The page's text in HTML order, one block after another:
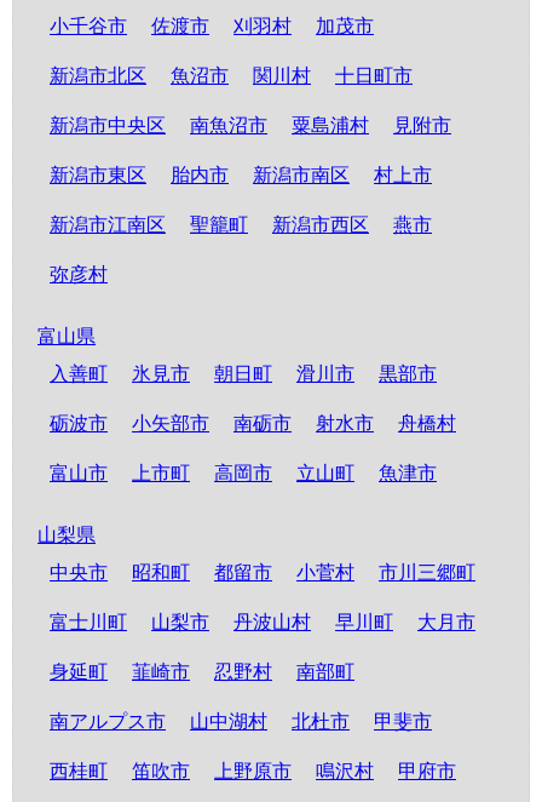
小千谷市 佐渡市 刈羽村 加茂市
新潟市北区 魚沼市 関川村 十日町市
新潟市中央区 南魚沼市 粟島浦村 見附市
新潟市東区 胎内市 新潟市南区 村上市
新潟市江南区 聖籠町 新潟市西区 燕市
弥彦村
富山県
入善町
氷見市 朝日町 滑川市 黒部市
砺波市 小矢部市 南砺市 射水市 舟橋村
富山市 上市町 高岡市 立山町 魚津市
山梨県
中央市
昭和町 都留市 小菅村 市川三郷町
富士川町 山梨市 丹波山村 早川町 大月市
身延町 韮崎市 忍野村 南部町
南アルプス市 山中湖村 北杜市 甲斐市
西桂町 笛吹市 上野原市 鳴沢村 甲府市